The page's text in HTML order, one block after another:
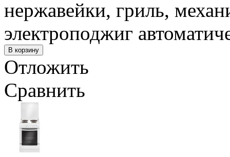
нержавейки, гриль,
электроподжиг
Отложить
Сравнить